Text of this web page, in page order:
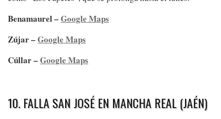
Benamaurel –Google Maps
Zújar –Google Maps
Cúllar –Google Maps
10. FALLA SAN JOSÉ EN MANCHA REAL (JAÉN)